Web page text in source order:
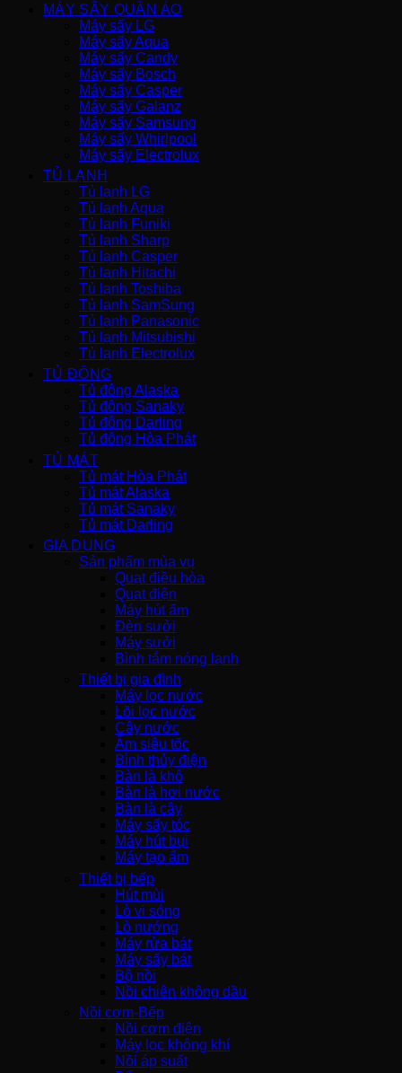
MÁY SẤY QUẦN ÁO
Máy sấy LG
Máy sấy Aqua
Máy sấy Candy
Máy sấy Bosch
Máy sấy Casper
Máy sấy Galanz
Máy sấy Samsung
Máy sấy Whirlpool
Máy sấy Electrolux
TỦ LẠNH
Tủ lạnh LG
Tủ lạnh Aqua
Tủ lạnh Funiki
Tủ lạnh Sharp
Tủ lạnh Casper
Tủ lạnh Hitachi
Tủ lạnh Toshiba
Tủ lạnh SamSung
Tủ lạnh Panasonic
Tủ lạnh Mitsubishi
Tủ lạnh Electrolux
TỦ ĐÔNG
Tủ đông Alaska
Tủ đông Sanaky
Tủ đông Darling
Tủ đông Hòa Phát
TỦ MÁT
Tủ mát Hòa Phát
Tủ mát Alaska
Tủ mát Sanaky
Tủ mát Darling
GIA DỤNG
Sản phẩm mùa vụ
Quạt điều hòa
Quạt điện
Máy hút ẩm
Đèn sưởi
Máy sưởi
Bình tắm nóng lạnh
Thiết bị gia đình
Máy lọc nước
Lõi lọc nước
Cây nước
Ấm siêu tốc
Bình thủy điện
Bàn là khô
Bàn là hơi nước
Bàn là cây
Máy sấy tóc
Máy hút bụi
Máy tạo ẩm
Thiết bị bếp
Hút mùi
Lò vi sóng
Lò nướng
Máy rửa bát
Máy sấy bát
Bộ nồi
Nồi chiên không dầu
Nồi cơm-Bếp
Nồi cơm điện
Máy lọc không khí
Nồi áp suất